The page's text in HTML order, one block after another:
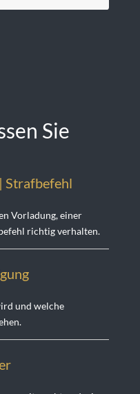
Sie
Strafbefehl
Vorladung, einer
richtig verhalten.
und welche